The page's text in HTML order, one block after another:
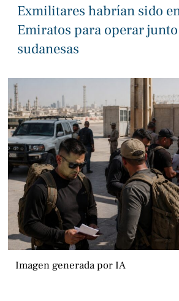
Exmilitares habrían sido
Emiratos para operar
sudanesas
Imagen generada por IA